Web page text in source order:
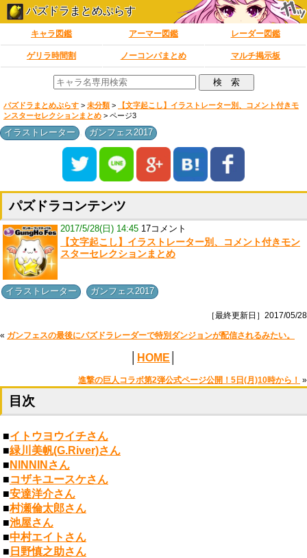
パズドラまとめぷらす
キャラ図鑑 アーマー図鑑 レーダー図鑑
ゲリラ時間割 ノーコンパまとめ マルチ掲示板
パズドラまとめぷらす > 未分類 >
【文字起こし】イラストレーター別、コメント付きモ
ンスターセレクションまとめ > ページ3
イラストレーター ガンフェス2017
パズドラコンテンツ
2017/5/28(日) 14:45 17コメント
【文字起こし】イラストレーター別、コメント付きモン
スターセレクションまとめ
イラストレーター ガンフェス2017
［最終更新日］2017/05/28
« ガンフェスの最後にパズドラレーダーで特別ダンジョンが配信されるみたい。
HOME
進撃の巨人コラボ第2弾公式ページ公開！5日(月)10時から！ »
目次
■イトウヨウイチさん
■緑川美帆(G.River)さん
■ NINNINさん
■コザキユースケさん
■安達洋介さん
■村瀬倫太郎さん
■池屋さん
■中村エイトさん
■ 日野慎之助さん